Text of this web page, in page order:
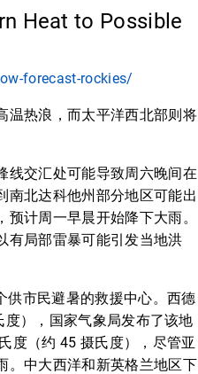
Heat to Possible
forecast-rockies/
温热浪，而太平洋西北部则将
线交汇处可能导致周六晚间在
南北达科他州部分地区可能出
计周一早晨开始降下大雨。
有局部雷暴可能引发当地洪
供市民避暑的救援中心。西德
），国家气象局发布了该地
度（约 45 摄氏度），尽管亚
。中大西洋和新英格兰地区下